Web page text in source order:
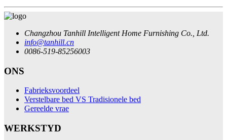
Changzhou Tanhill Intelligent Home Furnishing Co., Ltd.
info@tanhill.cn
0086-519-85256003
ONS
Fabrieksvoordeel
Verstelbare bed VS Tradisionele bed
Gereelde vrae
WERKSTYD